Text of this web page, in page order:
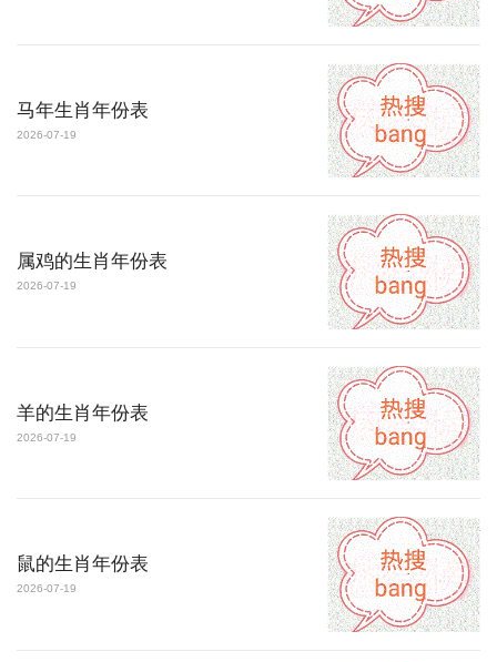
马年生肖年份表
2026-07-19
属鸡的生肖年份表
2026-07-19
羊的生肖年份表
2026-07-19
鼠的生肖年份表
2026-07-19